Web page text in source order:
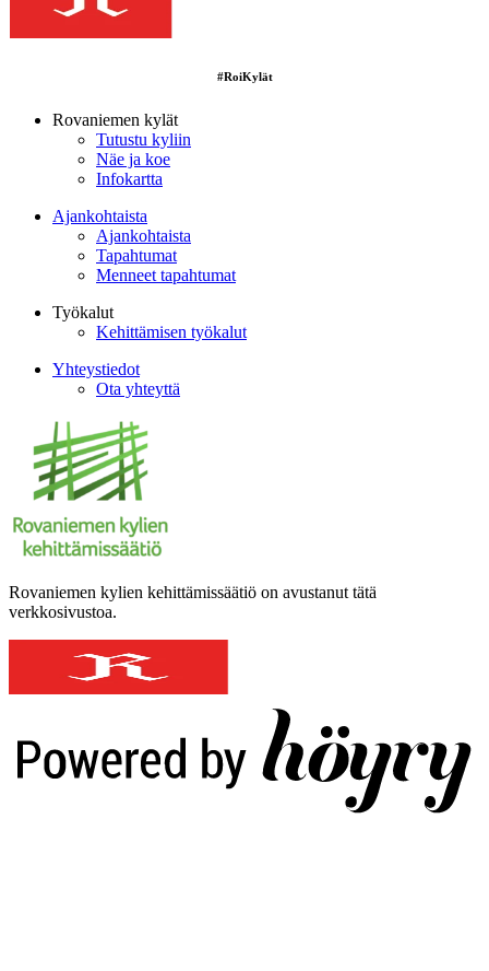
#RoiKylät
Rovaniemen kylät
Tutustu kyliin
Näe ja koe
Infokartta
Ajankohtaista
Ajankohtaista
Tapahtumat
Menneet tapahtumat
Työkalut
Kehittämisen työkalut
Yhteystiedot
Ota yhteyttä
Rovaniemen kylien kehittämissäätiö on avustanut tätä
verkkosivustoa.